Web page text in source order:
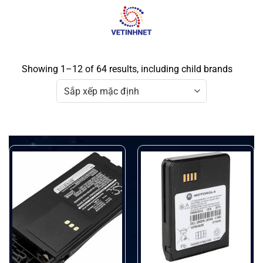
Showing 1–12 of 64 results, including child brands